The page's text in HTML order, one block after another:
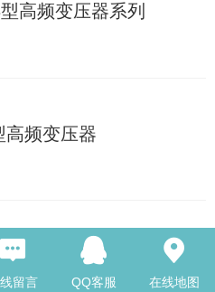
高频变压器系列
高频变压器
高频变压器
留言 QQ客服 在线地图